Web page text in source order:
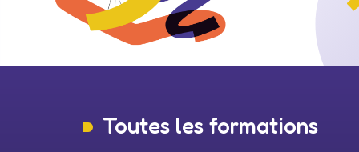
Toutes les formations